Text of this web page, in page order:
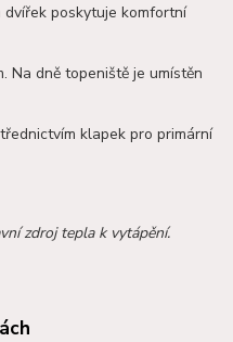
poskytuje komfortní
Na dně topeniště je umístěn
klapek pro primární
zdroj tepla k vytápění.